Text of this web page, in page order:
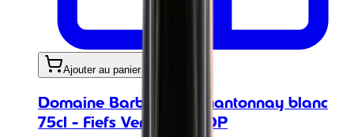
Ajouter au panier
Domaine Barbinières Chantonnay blanc
75cl - Fiefs Vendéens AOP